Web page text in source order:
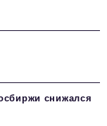
снижался